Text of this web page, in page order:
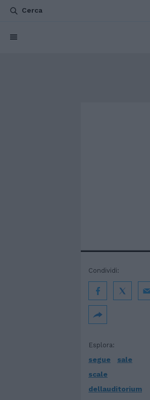
Cerca
Esplora:
segue
sale
scale
dellauditorium
Condividi: